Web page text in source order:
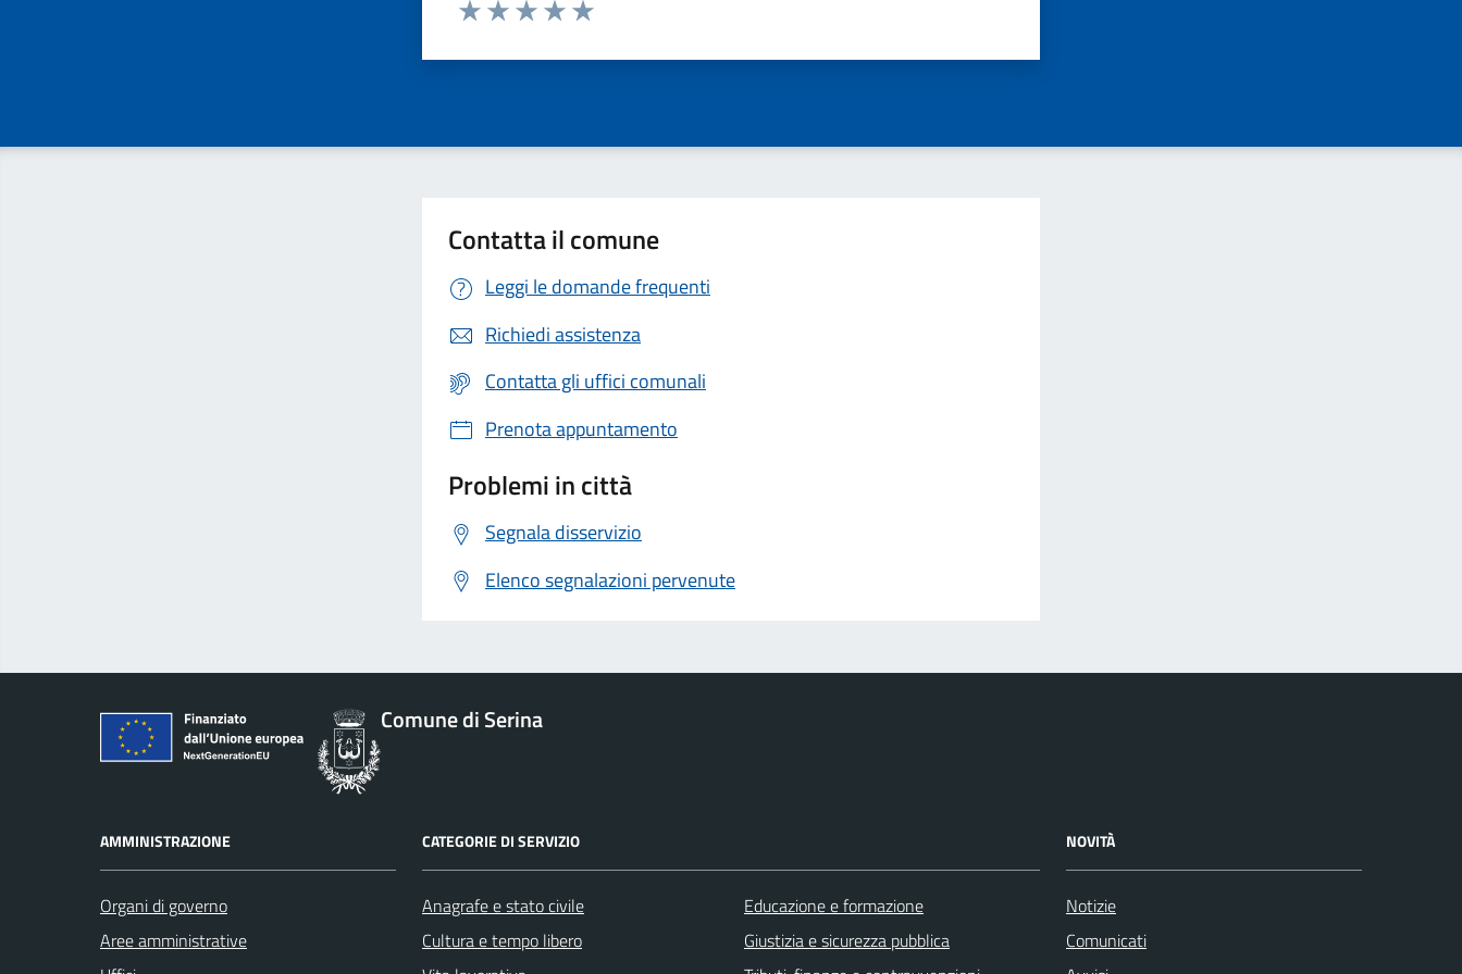
Contatta il comune
Leggi le domande frequenti
Richiedi assistenza
Contatta gli uffici comunali
Prenota appuntamento
Problemi in città
Segnala disservizio
Elenco segnalazioni pervenute
Comune di Serina
AMMINISTRAZIONE
Organi di governo
Aree amministrative
CATEGORIE DI SERVIZIO
Anagrafe e stato civile
Cultura e tempo libero
Educazione e formazione
Giustizia e sicurezza pubblica
NOVITÀ
Notizie
Comunicati